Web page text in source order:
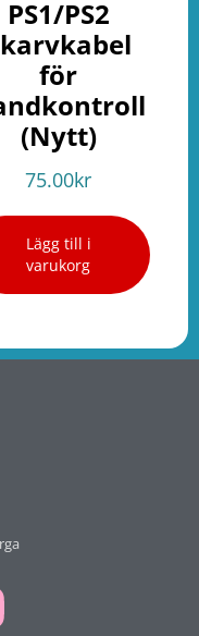
PS1/PS2
för
(Nytt)
75.00kr
Lägg till i
varukorg